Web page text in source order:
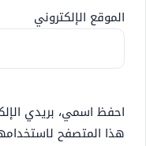
الموقع الإلكتروني
احفظ اسمي، بريدي
هذا المتصفح